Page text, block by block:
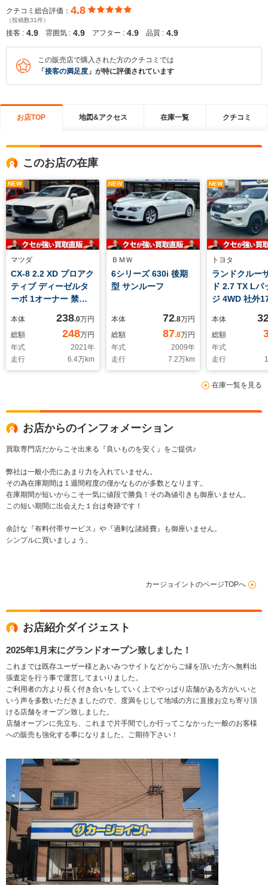
クチコミ総合評価： 4.8
（投稿数31件）
接客 : 4.9 雰囲気 : 4.9 アフター : 4.9 品質 : 4.9
この販売店で購入された方のクチコミでは
「 接客の満足度 」が特に評価されています
お店TOP 地図&アクセス 在庫一覧 クチコミ
このお店の在庫
NEW
マツダ
CX-8 2.2 XD プロアク
ティブ ディーゼルタ
ーボ 1オーナー 禁煙
ーディスプレイ 全方
位カメラ 後席フリッ
プダウンモニター パ
ワーシート シートヒ
ーター ステアリング
減グレーキ
本体 238.0万円
総額
248万円
年式
2021年
走行
6.4万km
NEW
ＢＭＷ
6シリーズ 630i 後期
型 サンルーフ
本体 72.8万円
総額
87.8万円
年式
2009年
走行
7.2万km
NEW
トヨタ
ランドクルー
ド 2.7 TX Lパ
ジ 4WD 社外
COUNTRY/純
ビ・フルセグ
ックレザーシ
ックモニター/
ールーフレー
ダークルーズ
純正ビルトイ
本体
総額
年式
走行
在庫一覧を見る
お店からのインフォメーション
買取専門店だからこそ出来る『良いものを安く』をご提供♪
弊社は一般小売にあまり力を入れていません。
その為在庫期間は１週間程度の僅かなものが多数となります。
在庫期間が短いからこそ一気に値段で勝負！その為値引きも御座いません。
この短い期間に出会えた１台は奇跡です！
余計な『有料付帯サービス』や『過剰な諸経費』も御座いません。
シンプルに買いましょう。
カージョイントのページTOPへ
お店紹介ダイジェスト
2025年1月末にグランドオープン致しました！
これまでは既存ユーザー様とあいみつサイトなどからご縁を頂いた方へ無料出
張査定を行う事で運営してまいりました。
ご利用者の方より長く付き合いをしていく上でやっぱり店舗がある方がいいと
いう声を多数いただきましたので、度満をじして地域の方に直接お立ち寄り頂
ける店舗をオープン致しました。
店舗オープンに先立ち、これまで片手間でしか行ってこなかった一般のお客様
への販売も強化する事になりました。ご期待下さい！